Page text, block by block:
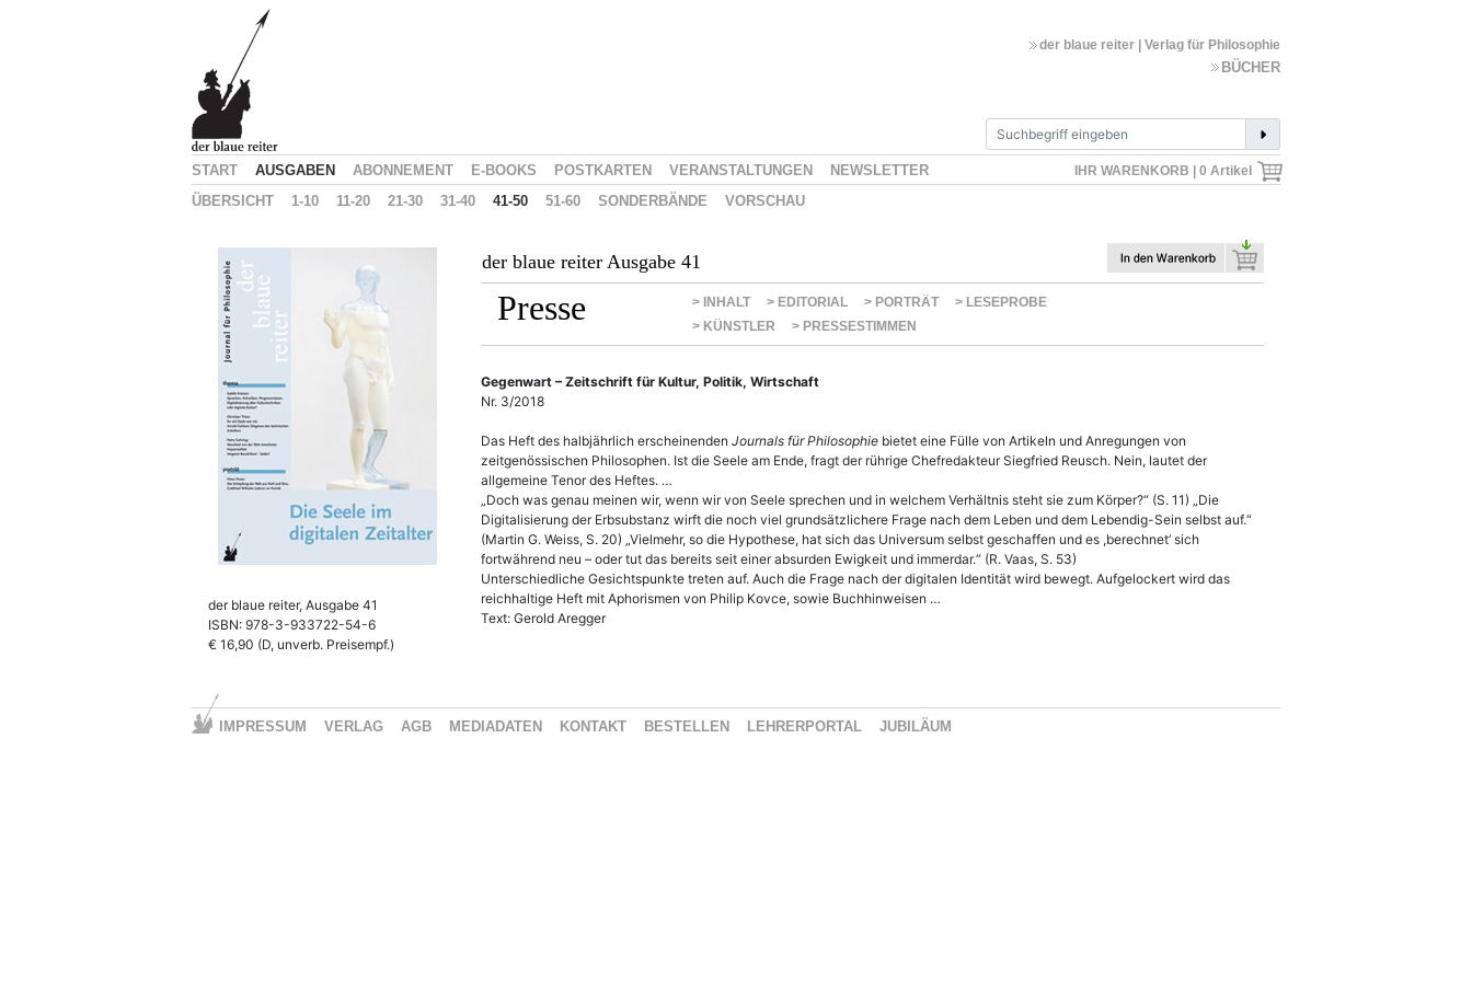
IHR WARENKORB | 0 Artikel
der blaue reiter | Verlag für Philosophie
BÜCHER
START AUSGABEN ABONNEMENT E-BOOKS POSTKARTEN VERANSTALTUNGEN
NEWSLETTER
ÜBERSICHT
1-10 11-20 21-30 31-40 41-50 51-60 SONDERBÄNDE VORSCHAU
der blaue reiter, Ausgabe 41
ISBN: 978-3-933722-54-6
€ 16,90 (D, unverb. Preisempf.)
der blaue reiter Ausgabe 41
Presse > INHALT > EDITORIAL > PORTRÄT
> LESEPROBE
> KÜNSTLER
> PRESSESTIMMEN
Gegenwart – Zeitschrift für Kultur, Politik, Wirtschaft
Nr. 3/2018
Das Heft des halbjährlich erscheinenden Journals für Philosophiebietet eine Fülle von Artikeln und Anregungen von
zeitgenössischen Philosophen. Ist die Seele am Ende, fragt der rührige Chefredakteur Siegfried Reusch. Nein, lautet der
allgemeine Tenor des Heftes. …
„Doch was genau meinen wir, wenn wir von Seele sprechen und in welchem Verhältnis steht sie zum Körper?“ (S. 11) „Die
Digitalisierung der Erbsubstanz wirft die noch viel grundsätzlichere Frage nach dem Leben und dem Lebendig-Sein selbst auf.“
(Martin G. Weiss, S. 20) „Vielmehr, so die Hypothese, hat sich das Universum selbst geschaffen und es ,berechnet‘ sich
fortwährend neu – oder tut das bereits seit einer absurden Ewigkeit und immerdar.“ (R. Vaas, S. 53)
Unterschiedliche Gesichtspunkte treten auf. Auch die Frage nach der digitalen Identität wird bewegt. Aufgelockert wird das
reichhaltige Heft mit Aphorismen von Philip Kovce, sowie Buchhinweisen …
Text: Gerold Aregger
IMPRESSUM VERLAG AGB MEDIADATEN KONTAKT BESTELLEN LEHRERPORTAL JUBILÄUM